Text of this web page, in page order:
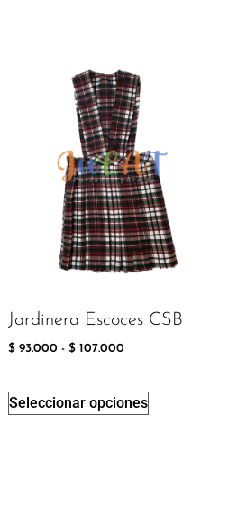
Jardinera Escoces CSB
$ 93.000 - $ 107.000
Seleccionar opciones